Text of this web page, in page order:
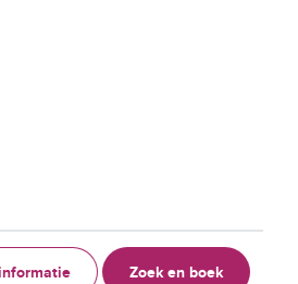
Zoek en boek